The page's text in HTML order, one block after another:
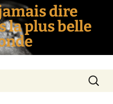
dire
la plus belle